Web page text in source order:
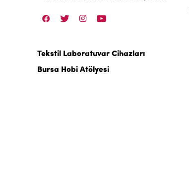
Tekstil Laboratuvar Cihazları
Bursa Hobi Atölyesi